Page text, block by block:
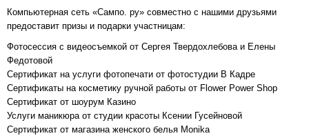
Компьютерная сеть «Сампо. ру» совместно с нашими друзьями
предоставит призы и подарки участницам:
Фотосессия с видеосъемкой от Сергея Твердохлебова и Елены
Федотовой
Сертификат на услуги фотопечати от фотостудии В Кадре
Сертификаты на косметику ручной работы от Flower Power Shop
Сертификат от шоурум Казино
Услуги маникюра от студии красоты Ксении Гусейновой
Сертификат от магазина женского белья Monika